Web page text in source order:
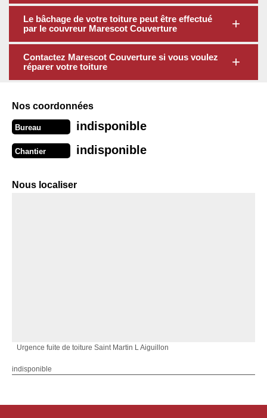
Le bâchage de votre toiture peut être effectué
par le couvreur Marescot Couverture
Contactez Marescot Couverture si vous voulez
réparer votre toiture
Nos coordonnées
Bureau indisponible
Chantier indisponible
Nous localiser
Urgence fuite de toiture Saint Martin L Aiguillon
indisponible